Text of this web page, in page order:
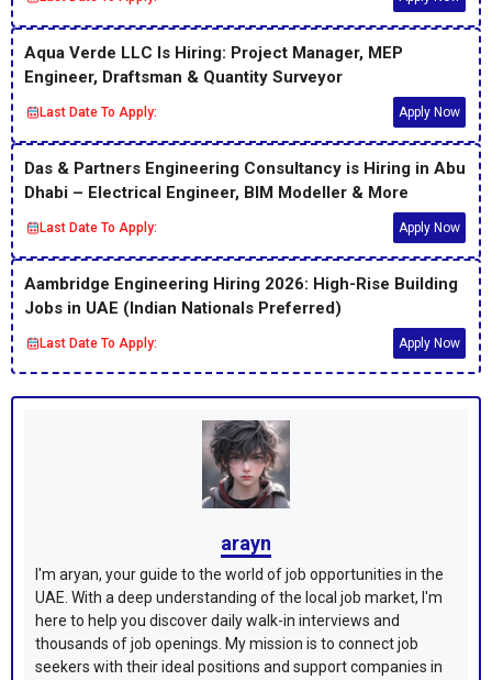
Aqua Verde LLC Is Hiring: Project Manager, MEP
Engineer, Draftsman & Quantity Surveyor
Last Date To Apply: Apply Now
Das & Partners Engineering Consultancy is Hiring in Abu
Dhabi – Electrical Engineer, BIM Modeller & More
Last Date To Apply: Apply Now
Aambridge Engineering Hiring 2026: High-Rise Building
Jobs in UAE (Indian Nationals Preferred)
Last Date To Apply: Apply Now
arayn
I'm aryan, your guide to the world of job opportunities in the
UAE. With a deep understanding of the local job market, I'm
here to help you discover daily walk-in interviews and
thousands of job openings. My mission is to connect job
seekers with their ideal positions and support companies in